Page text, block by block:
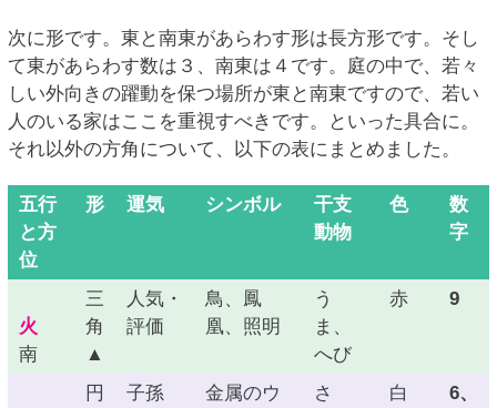
次に形です。東と南東があらわす形は長方形です。そし
て東があらわす数は３、南東は４です。庭の中で、若々
しい外向きの躍動を保つ場所が東と南東ですので、若い
人のいる家はここを重視すべきです。といった具合に。
それ以外の方角について、以下の表にまとめました。
五行
と方
位
形 運気 シンボル
干支
動物
色
数
字
火
南
三
角
▲
人気・
評価
鳥、鳳
凰、照明
う
ま、
へび
赤 9
円
子孫
金属のウ
さ
白
6、